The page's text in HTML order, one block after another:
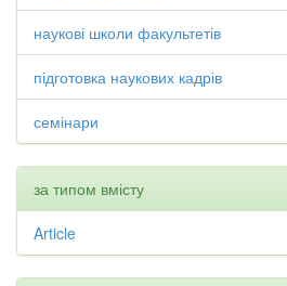
наукові школи факультетів
підготовка наукових кадрів
семінари
за типом вмісту
Article